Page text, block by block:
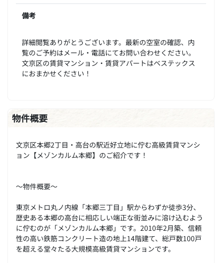
備考
詳細閲覧ありがとうございます。最新の空室の確認、内
覧のご予約はメール・電話にてお問い合わせください。
文京区の賃貸マンション・賃貸アパートはベステックス
におまかせください！
物件概要
文京区本郷2丁目・高台の駅近好立地に佇む高級賃貸マンシ
ョン【メゾンカルム本郷】のご紹介です！
～物件概要～
東京メトロ丸ノ内線「本郷三丁目」駅からわずか徒歩3分、
歴史ある本郷の高台に相応しい端正な街並みに溶け込むよう
に佇むのが「メゾンカルム本郷」です。2010年2月築、信頼
性の高い鉄筋コンクリート造の地上14階建て、総戸数100戸
を超える堂々たる大規模高級賃貸マンションです。